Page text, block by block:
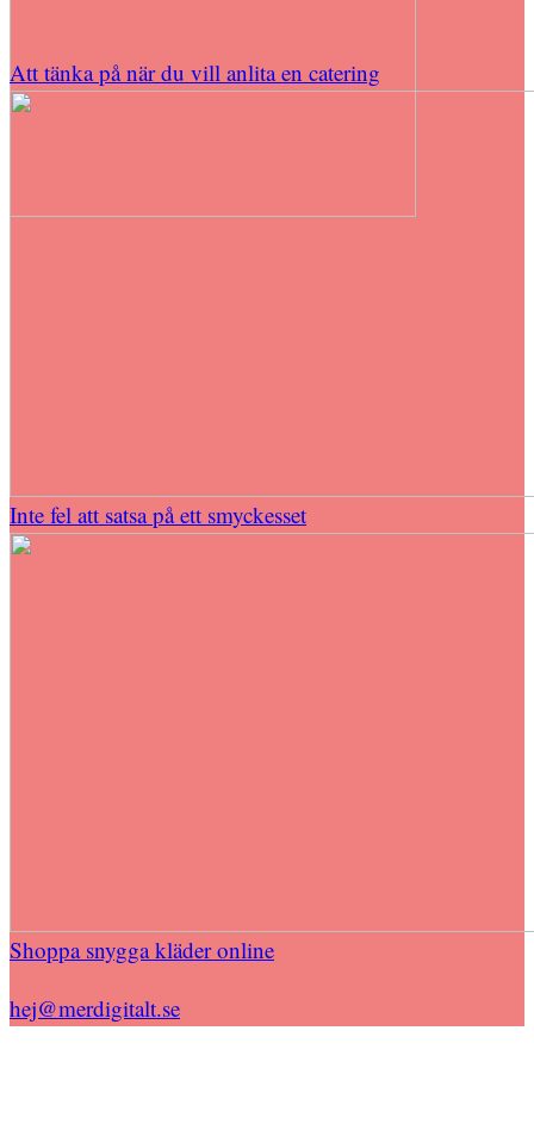
Att tänka på när du vill anlita en catering
Inte fel att satsa på ett smyckesset
Shoppa snygga kläder online
hej@merdigitalt.se